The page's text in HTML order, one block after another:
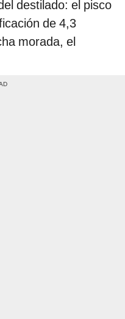
destilado: el pisco
de 4,3
morada, el